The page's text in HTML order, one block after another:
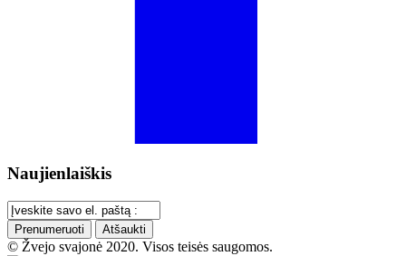
Naujienlaiškis
Prenumeruoti Atšaukti
© Žvejo svajonė 2020. Visos teisės saugomos.